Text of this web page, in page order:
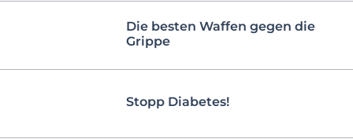
Die besten Waffen gegen die
Grippe
Stopp Diabetes!